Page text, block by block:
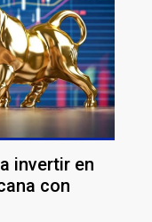
invertir en
con